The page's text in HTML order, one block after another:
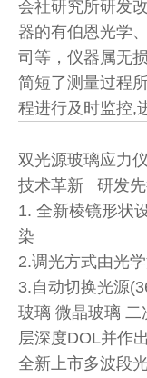
会社研究所研发
器的有伯恩光学
司等，仪器属无
简短了测量过程
程进行及时监控,
双光源玻璃应力
技术革新 研发
1. 全新棱镜形状
染
2.调光方式由光
3.自动切换光源
玻璃 微晶玻璃
层深度DOL并作
全新上市多波段